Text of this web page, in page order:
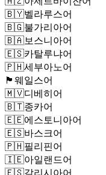
🇧🇾벨라루스어
🇧🇬불가리아어
🇧🇦보스니아어
🇪🇸카탈루냐어
🇵🇭세부아노어
🏴󠁧󠁢󠁷󠁬󠁳󠁿 웨일스어
🇲🇻디베히어
🇧🇹종카어
🇪🇪에스토니아어
🇪🇸바스크어
🇵🇭필리핀어
🇮🇪아일랜드어
🇪🇸갈리시아어